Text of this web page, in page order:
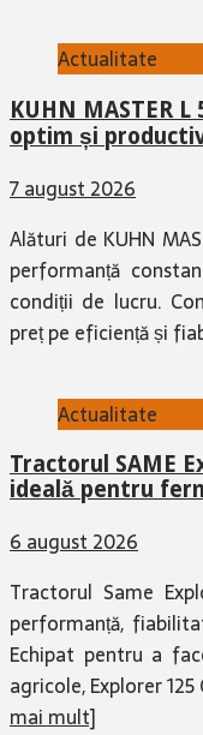
Actualitate
KUHN MASTER
optim și
7 august 2026
Alături de KUHN
performanță
condiții de lucru.
preț pe eficiență și
Actualitate
Tractorul SAME
ideală pentru
6 august 2026
Tractorul Same
performanță,
Echipat pentru a
agricole, Explorer
mai mult]